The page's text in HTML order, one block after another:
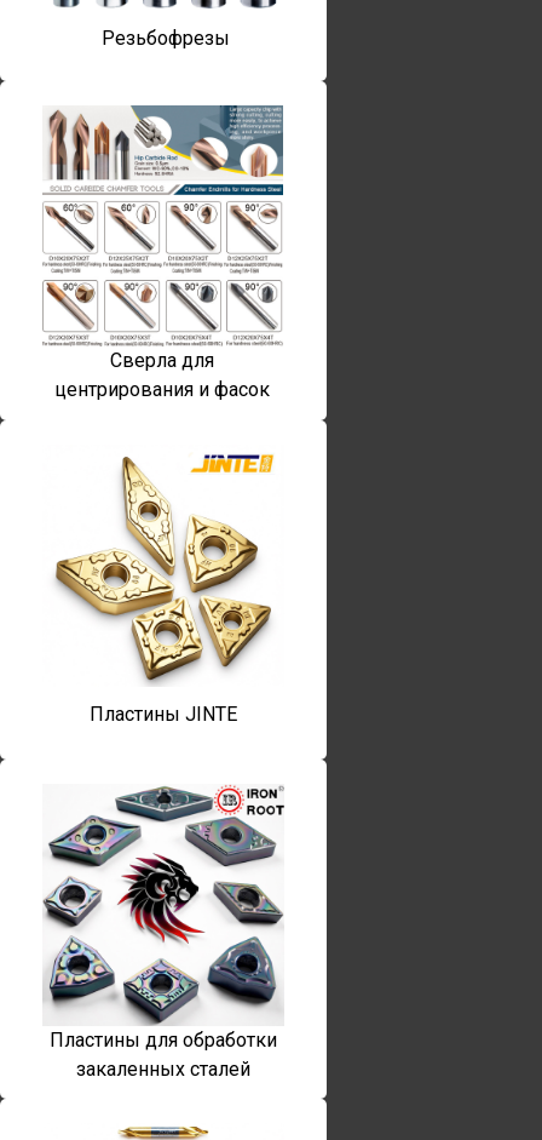
Резьбофрезы
Сверла для
центрирования и фасок
Пластины JINTE
Пластины для обработки
закаленных сталей